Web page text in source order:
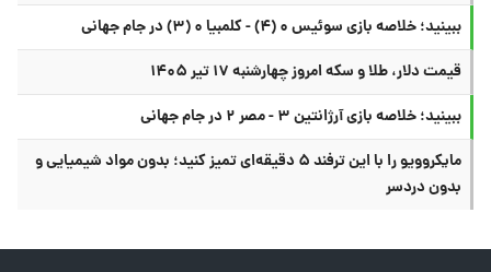
ببینید؛ خلاصه بازی سوئیس ۰ (۴) - کلمبیا ۰ (۳) در جام جهانی
قیمت دلار، طلا و سکه امروز چهارشنبه ۱۷ تیر ۱۴۰۵
ببینید؛ خلاصه بازی آرژانتین ۳ - مصر ۲ در جام جهانی
مایکروویو را با این ترفند ۵ دقیقه‌ای تمیز کنید؛ بدون مواد شیمیایی و
بدون دردسر